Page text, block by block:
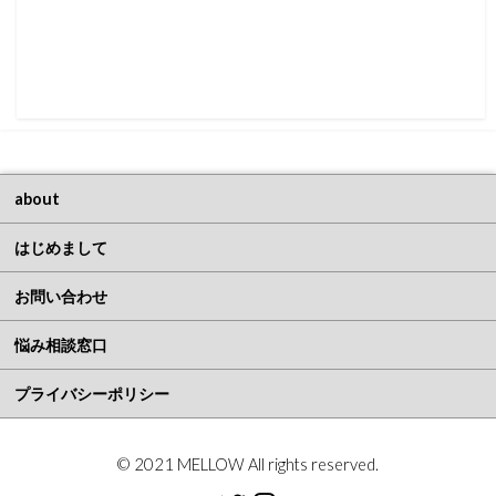
about
はじめまして
お問い合わせ
悩み相談窓口
プライバシーポリシー
© 2021 MELLOW All rights reserved.